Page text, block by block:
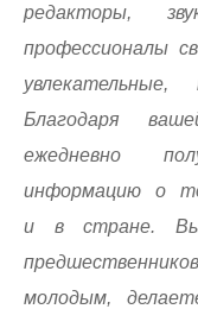
редакторы,
профессионалы
увлекательные,
Благодаря
ежедневно
информацию о
и в стране. Вы
молодым,